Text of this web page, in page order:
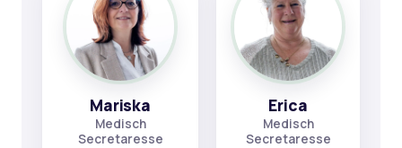
Mariska
Medisch
Secretaresse
Erica
Medisch
Secretaresse